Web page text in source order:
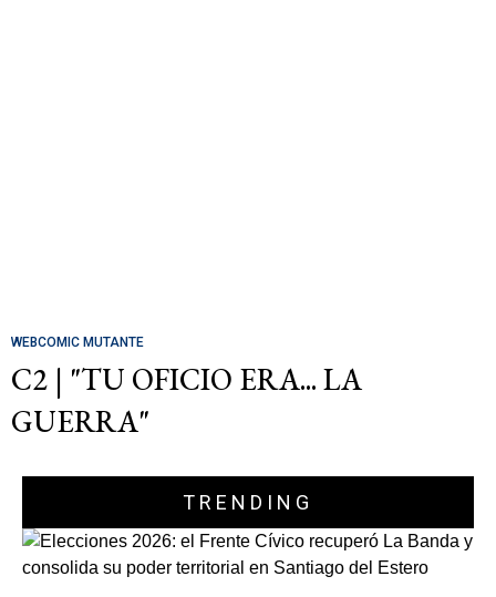
WEBCOMIC MUTANTE
C2 | "TU OFICIO ERA... LA
GUERRA"
TRENDING